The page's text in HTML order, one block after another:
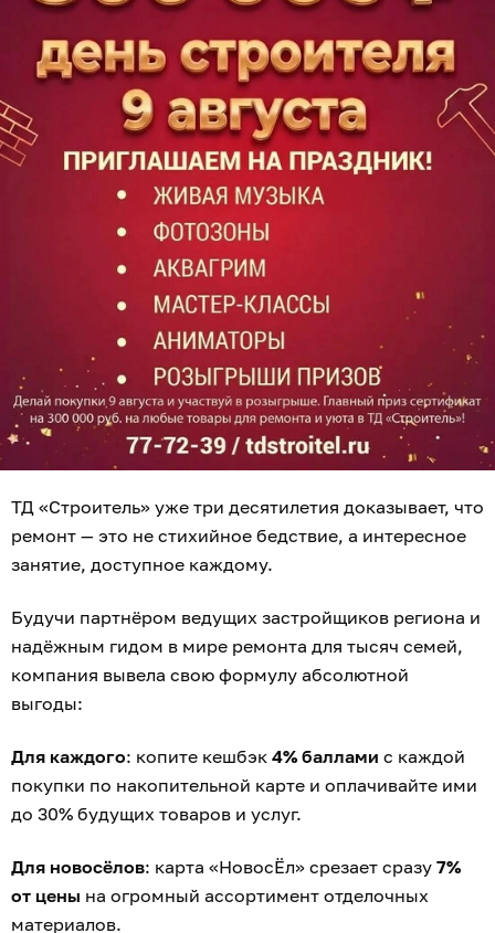
компания вывела свою формулу абсолютной
выгоды:
Для каждого: копите кешбэк 4% баллами
с каждой
покупки по накопительной карте и оплачивайте ими
до 30% будущих товаров и услуг.
Для новосёлов : карта «НовосЁл» срезает сразу
на огромный ассортимент отделочных
материалов.
: специальная «Карта строителя» даёт 5%
скидки, 2% кешбэкаи уникальное право оплатить
бонусами до 100% стоимостипокупки.
Для всех: заказы от 30 000 рублей бережно привезут
в любую точку области.
Мы будем вас ждать, чтоб отпраздновать шумно и
весело!